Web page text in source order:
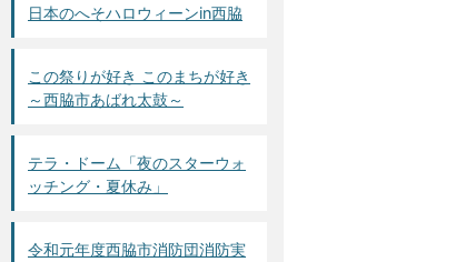
日本のへそハロウィーンin西脇
この祭りが好き このまちが好き
～西脇市あばれ太鼓～
テラ・ドーム「夜のスターウォ
ッチング・夏休み」
令和元年度西脇市消防団消防実